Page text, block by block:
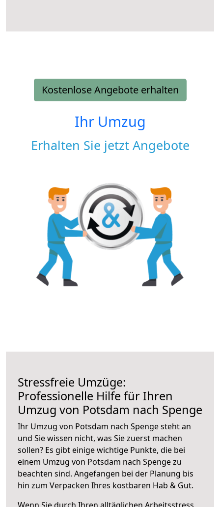
Kostenlose Angebote erhalten
Ihr Umzug
Erhalten Sie jetzt Angebote
Stressfreie Umzüge:
Professionelle Hilfe für Ihren
Umzug von Potsdam nach Spenge
Ihr Umzug von Potsdam nach Spenge steht an
und Sie wissen nicht, was Sie zuerst machen
sollen? Es gibt einige wichtige Punkte, die bei
einem Umzug von Potsdam nach Spenge zu
beachten sind. Angefangen bei der Planung bis
hin zum Verpacken Ihres kostbaren Hab & Gut.